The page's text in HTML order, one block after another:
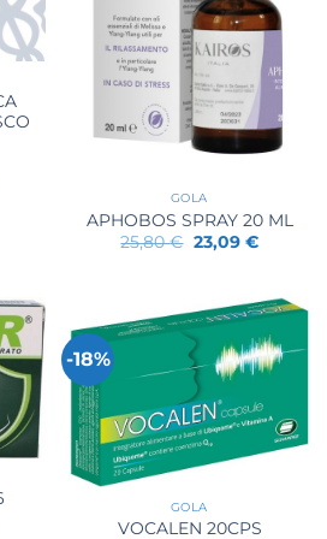
GOLA
APHOBOS SPRAY 20 ML
25,80€ Il
prezzo
25,80 €.
23,09 €Il
23,09 €.
-18%
GOLA
VOCALEN 20CPS